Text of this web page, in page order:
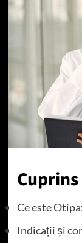
Cuprins
Ce este
Indicații și